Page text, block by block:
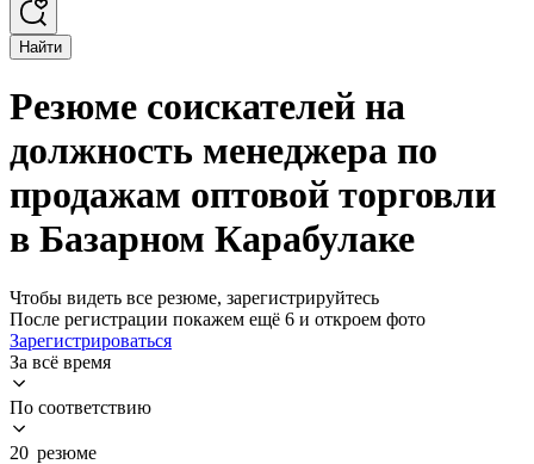
Найти
Резюме соискателей на
должность менеджера по
продажам оптовой торговли
в Базарном Карабулаке
Чтобы видеть все резюме, зарегистрируйтесь
После регистрации покажем ещё 6 и откроем фото
Зарегистрироваться
За всё время
По соответствию
20 резюме